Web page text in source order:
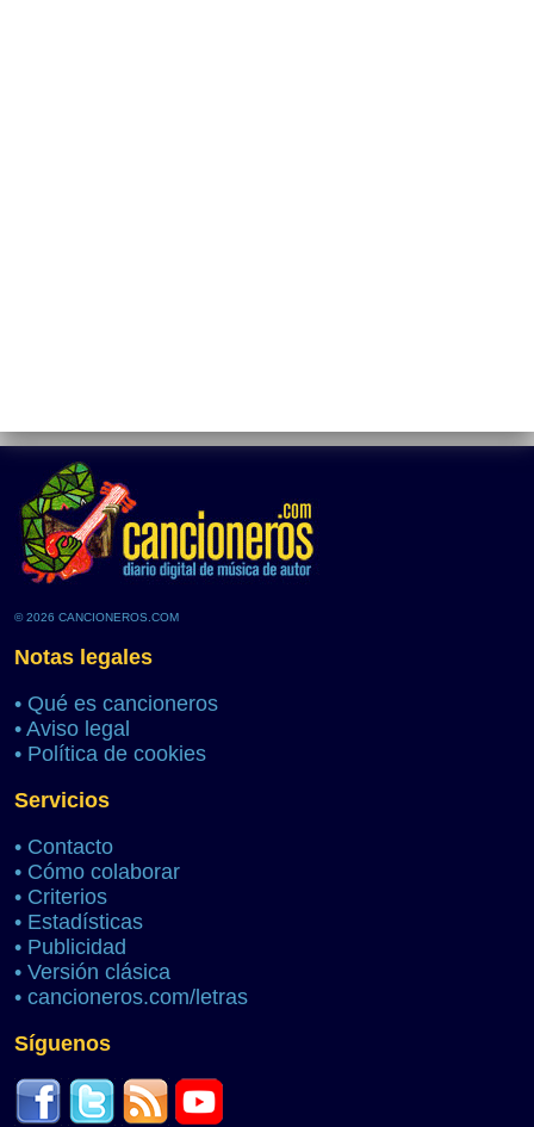
© 2026 CANCIONEROS.COM
Notas legales
• Qué es cancioneros
• Aviso legal
• Política de cookies
Servicios
• Contacto
• Cómo colaborar
• Criterios
• Estadísticas
• Publicidad
• Versión clásica
• cancioneros.com/letras
Síguenos